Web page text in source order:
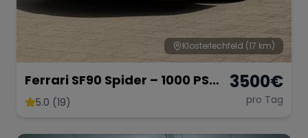
Klosterlechfeld (17 km)
Ferrari SF90 Spider – 1000 PS
Supersportwagen
5.0 (19)
3500€
pro Tag